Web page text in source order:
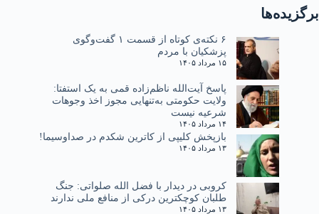
برگزیده‌ها
۶ نکته‌ی کوتاه از قسمت ۱ گفت‌وگوی
پزشکیان با مردم
۱۵ مرداد ۱۴۰۵
پاسخ آیت‌الله ناظم‌زاده قمی به یک استفتا:
ولایت حکومتی به‌تنهایی مجوز اخذ وجوهات
شرعیه نیست
۱۴ مرداد ۱۴۰۵
بازپخش کلیپی از کاترین شکدم در صداوسیما!
۱۳ مرداد ۱۴۰۵
کروبی در دیدار با فضل الله صلواتی: جنگ
طلبان کوچکترین درکی از منافع ملی ندارند
۱۳ مرداد ۱۴۰۵